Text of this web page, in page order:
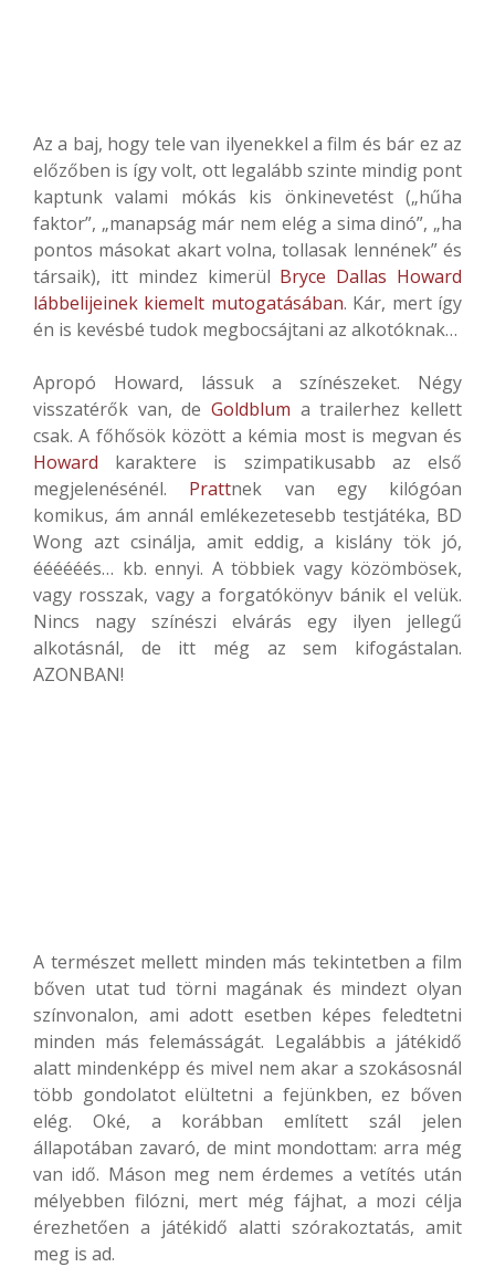
Az a baj, hogy tele van ilyenekkel a film és bár ez az
előzőben is így volt, ott legalább szinte mindig pont
kaptunk valami mókás kis önkinevetést („hűha
faktor”, „manapság már nem elég a sima dinó”, „ha
pontos másokat akart volna, tollasak lennének” és
társaik), itt mindez kimerül Bryce Dallas Howard
lábbelijeinek kiemelt mutogatásában. Kár, mert így
én is kevésbé tudok megbocsájtani az alkotóknak…
Apropó Howard, lássuk a színészeket. Négy
visszatérők van, de Goldblum a trailerhez kellett
csak. A főhősök között a kémia most is megvan és
Howard karaktere is szimpatikusabb az első
megjelenésénél. Prattnek van egy kilógóan
komikus, ám annál emlékezetesebb testjátéka, BD
Wong azt csinálja, amit eddig, a kislány tök jó,
éééééés… kb. ennyi. A többiek vagy közömbösek,
vagy rosszak, vagy a forgatókönyv bánik el velük.
Nincs nagy színészi elvárás egy ilyen jellegű
alkotásnál, de itt még az sem kifogástalan.
AZONBAN!
A természet mellett minden más tekintetben a film
bőven utat tud törni magának és mindezt olyan
színvonalon, ami adott esetben képes feledtetni
minden más felemásságát. Legalábbis a játékidő
alatt mindenképp és mivel nem akar a szokásosnál
több gondolatot elültetni a fejünkben, ez bőven
elég. Oké, a korábban említett szál jelen
állapotában zavaró, de mint mondottam: arra még
van idő. Máson meg nem érdemes a vetítés után
mélyebben filózni, mert még fájhat, a mozi célja
érezhetően a játékidő alatti szórakoztatás, amit
meg is ad.